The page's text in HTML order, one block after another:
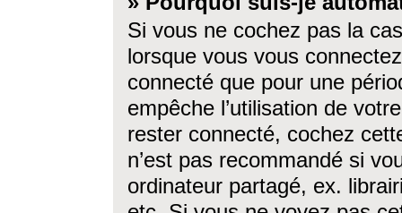
Si vous ne cochez pas la
lorsque vous vous
connecté que pour une
empêche l’utilisation de
rester connecté, cochez
n’est pas recommandé si
ordinateur partagé, ex.